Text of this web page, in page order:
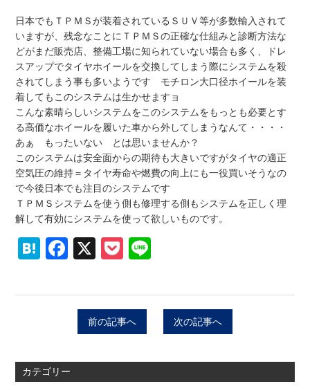
カテゴリー
日本でもＴＰＭＳが装着されているＳＵＶ等が多数輸入されて
いますが、残念なことにＴＰＭＳの正確な仕組みと診断方法な
どがまだ販売店、整備工場に知られていない場合も多く、ドレ
スアップでタイヤホイールを交換してしまう際にシステムを殺
されてしまう事も多いようです モチロン大口径ホイールを装
着してもこのシステムは生かせますョ
こんな素晴らしいシステムをこのシステムをもっとも必要とす
る高価なホイールを履いた車から外してしまうなんて・・・・
あぁ もったいない とは思いませんか？
このシステムは安全面からの期待も大きいですがタイヤの適正
空気圧の維持＝タイヤ寿命や燃費の向上にも一役買いそうなの
で今後日本でも注目のシステムです
ＴＰＭＳシステムを使う側も修理する側もシステムを正しく理
解して有効にシステムを使って欲しいものです。
Hatena
Facebook
X Pocket
前の記事へ 次の記事へ